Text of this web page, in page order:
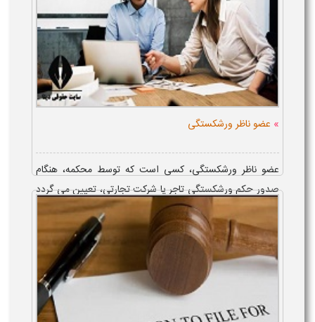
» عضو ناظر ورشکستگی
عضو ناظر ورشکستگی، کسی است که توسط محکمه، هنگام
صدور حکم ورشکستگی تاجر یا شرکت تجارتی، تعیین می گردد
تا وظایف و مسئولیت هایی نظیر نظارت بر روند و سرعت
رسیدگی به امور ورشکستگی، توسط...